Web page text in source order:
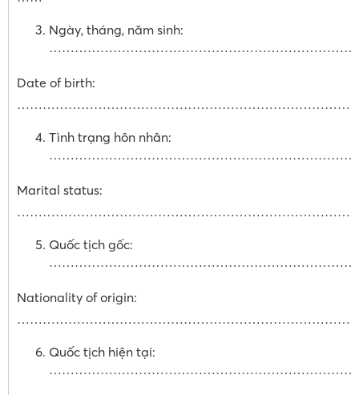
Ngày, tháng, năm sinh:
Date of birth:
Tình trạng hôn nhân:
Marital status:
Quốc tịch gốc:
Nationality of origin:
Quốc tịch hiện tại: